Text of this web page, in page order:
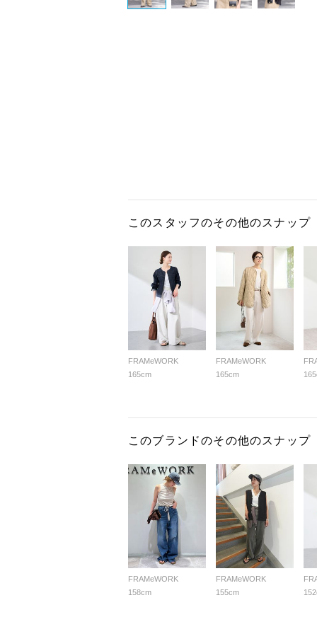
このスタッフのその他のスナップ
FRAMeWORK
165cm
FRAMeWORK
165cm
このブランドのその他のスナップ
FRAMeWORK
158cm
FRAMeWORK
155cm